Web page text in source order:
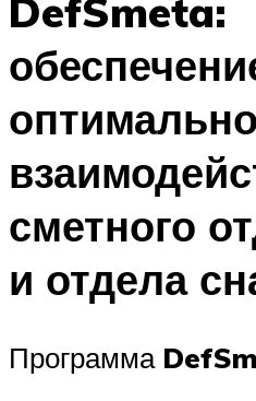
DefSmeta:
сметного
и отдела
Программа